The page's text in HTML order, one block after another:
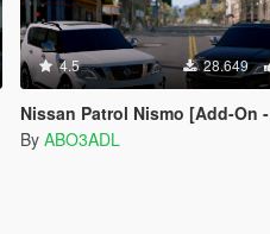
4.5 28.649
Nissan Patrol Nismo [Add-On - Replace]
By ABO3ADL